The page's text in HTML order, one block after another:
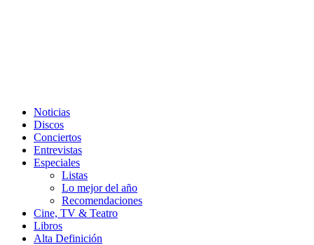
Noticias
Discos
Conciertos
Entrevistas
Especiales
Listas
Lo mejor del año
Recomendaciones
Cine, TV & Teatro
Libros
Alta Definición